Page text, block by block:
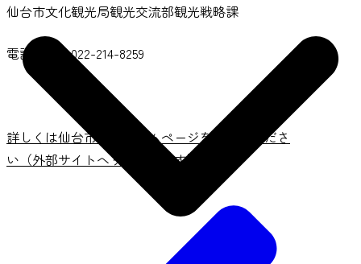
仙台市文化観光局観光交流部観光戦略課
電話番号：022-214-8259
詳しくは仙台市公式ホームページをご確認くださ
い（外部サイトへリンクします）